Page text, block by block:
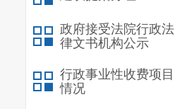
政府接受法院行政法
律文书机构公示
行政事业性收费项目
情况